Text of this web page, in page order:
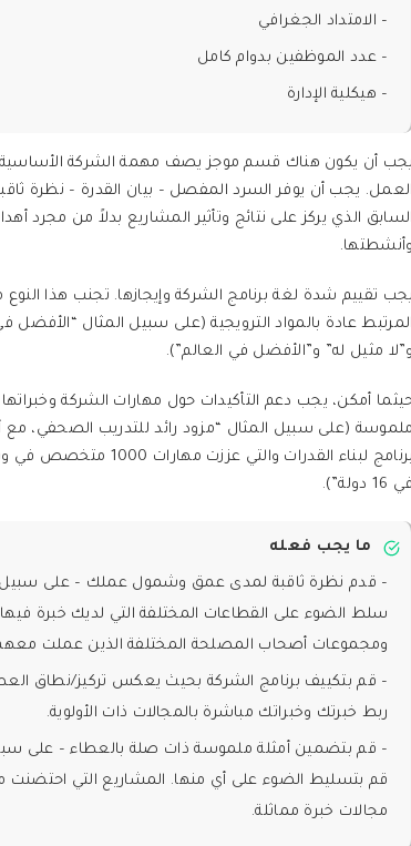
– الامتداد الجغرافي
– عدد الموظفين بدوام كامل
– هيكلية الإدارة
يجب أن يكون هناك قسم موجز يصف مهمة الشركة الأساسية
العمل. يجب أن يوفر السرد المفصل – بيان القدرة – نظرة
السابق الذي يركز على نتائج وتأثير المشاريع بدلاً من مجرد
وأنشطتها.
يجب تقييم شدة لغة برنامج الشركة وإيجازها. تجنب هذا النوع
المرتبط عادة بالمواد الترويجية (على سبيل المثال “الأفضل
و”لا مثيل له” و”الأفضل في العالم”).
أمكن، يجب دعم التأكيدات حول مهارات الشركة وخبراتها
برنامج لبناء القدرات والتي عززت
في 16 دولة”).
ما يجب فعله
– قدم نظرة ثاقبة لمدى عمق وشمول عملك – على سبيل
سلط الضوء على القطاعات المختلفة التي لديك خبرة فيها
ومجموعات أصحاب المصلحة المختلفة الذين عملت
– قم بتكييف برنامج الشركة بحيث يعكس تركيز/نطاق
ربط خبرتك وخبراتك مباشرة بالمجالات ذات الأولوية.
– قم بتضمين أمثلة ملموسة ذات صلة بالعطاء – على
قم بتسليط الضوء على أي منها. المشاريع التي احتضنت
مجالات خبرة مماثلة.